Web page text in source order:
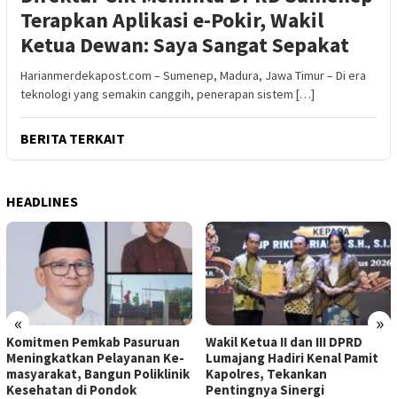
Terapkan Aplikasi e-Pokir, Wakil
Ketua Dewan: Saya Sangat Sepakat
Harianmerdekapost.com – Sumenep, Madura, Jawa Timur – Di era
teknologi yang semakin canggih, penerapan sistem […]
BERITA TERKAIT
HEADLINES
« »
Komitmen Pemkab Pasuruan
Meningkatkan Pelayanan Ke-
masyarakat, Bangun Poliklinik
Kesehatan di Pondok
Wakil Ketua II dan III DPRD
Lumajang Hadiri Kenal Pamit
Kapolres, Tekankan
Pentingnya Sinergi